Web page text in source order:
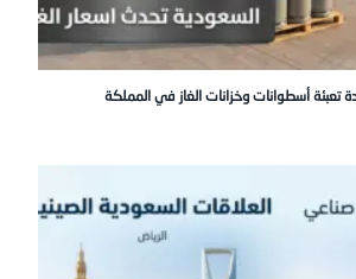
تعبئة أسطوانات وخزانات الغاز في المملكة